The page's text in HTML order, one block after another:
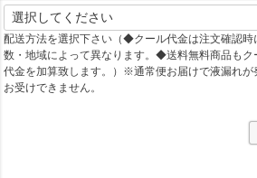
(
必
須
)
配送方法を選択下さい（◆クール代金は注文確認
数・地域によって異なります。◆送料無料商品もク
代金を加算致します。）※通常便お届けで液漏れが
お受けできません。